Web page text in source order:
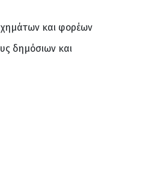
και φορέων
δημόσιων και